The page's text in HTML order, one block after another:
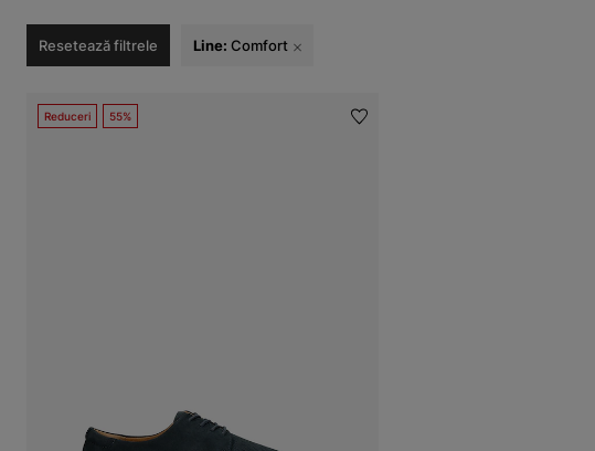
Resetează filtrele Line: Comfort
Reduceri 55%